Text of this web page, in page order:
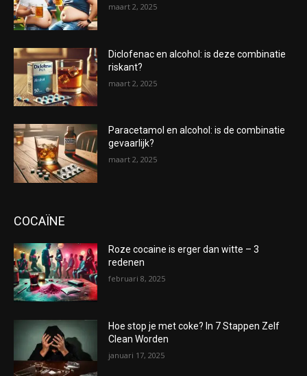
maart 2, 2025
Diclofenac en alcohol: is deze combinatie
riskant?
maart 2, 2025
Paracetamol en alcohol: is de combinatie
gevaarlijk?
maart 2, 2025
COCAÏNE
Roze cocaine is erger dan witte – 3
redenen
februari 8, 2025
Hoe stop je met coke? In 7 Stappen Zelf
Clean Worden
januari 17, 2025